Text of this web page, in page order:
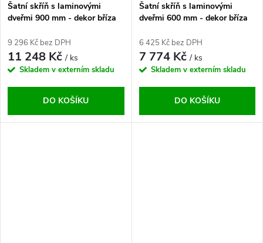
Šatní skříň s laminovými
dveřmi 900 mm - dekor bříza
9 296 Kč bez DPH
11 248 Kč/ ks
Skladem v externím skladu
DO KOŠÍKU
Šatní skříň s laminovými
dveřmi 600 mm - dekor bříza
6 425 Kč bez DPH
7 774 Kč/ ks
Skladem v externím skladu
DO KOŠÍKU